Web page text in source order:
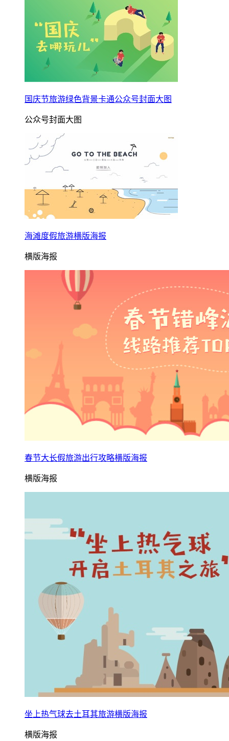
国庆节旅游绿色背景卡通公众号封面大图
公众号封面大图
海滩度假旅游横版海报
横版海报
春节大长假旅游出行攻略横版海报
横版海报
坐上热气球去土耳其旅游横版海报
横版海报